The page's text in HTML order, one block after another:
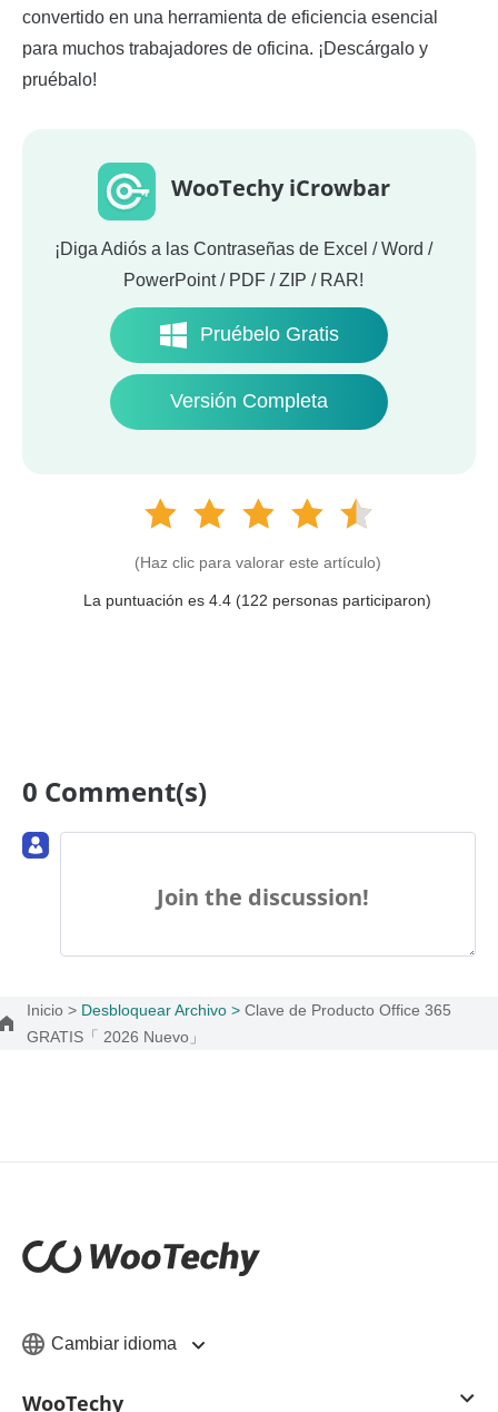
convertido en una herramienta de eficiencia esencial
para muchos trabajadores de oficina. ¡Descárgalo y
pruébalo!
WooTechy iCrowbar
¡Diga Adiós a las Contraseñas de Excel / Word /
PowerPoint / PDF / ZIP / RAR!
Pruébelo Gratis
Versión Completa
(Haz clic para valorar este artículo)
La puntuación es 4.4 (122 personas participaron)
0 Comment(s)
Join the discussion!
Inicio > Desbloquear Archivo > Clave de Producto Office 365
GRATIS「 2026 Nuevo」
Cambiar idioma
WooTechy